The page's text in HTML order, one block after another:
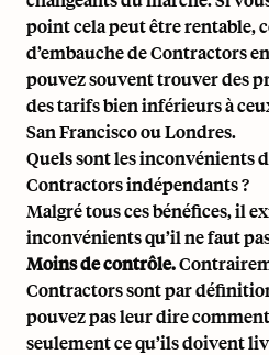
point cela peut être rentable,
d’embauche de Contractors
pouvez souvent trouver des
des tarifs bien inférieurs à
San Francisco ou Londres.
Quels sont les inconvénients
Contractors indépendants ?
Malgré tous ces bénéfices, il
inconvénients qu’il ne faut
Moins de contrôle.
Contractors sont par
pouvez pas leur dire
seulement ce qu’ils doivent